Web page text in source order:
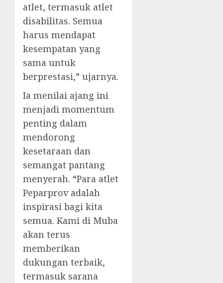
atlet, termasuk atlet
disabilitas. Semua
harus mendapat
kesempatan yang
sama untuk
berprestasi,” ujarnya.
Ia menilai ajang ini
menjadi momentum
penting dalam
mendorong
kesetaraan dan
semangat pantang
menyerah. “Para atlet
Peparprov adalah
inspirasi bagi kita
semua. Kami di Muba
akan terus
memberikan
dukungan terbaik,
termasuk sarana